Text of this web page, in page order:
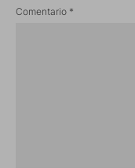
Comentario *